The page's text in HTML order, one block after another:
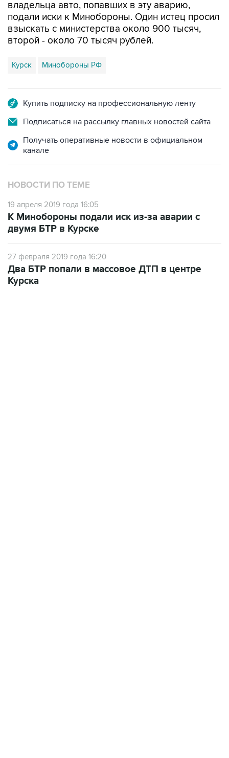
владельца авто, попавших в эту аварию,
подали иски к Минобороны. Один истец просил
взыскать с министерства около 900 тысяч,
второй - около 70 тысяч рублей.
Курск Минобороны РФ
Купить подписку на профессиональную ленту
Подписаться на рассылку главных новостей сайта
Получать оперативные новости в официальном
канале
НОВОСТИ ПО ТЕМЕ
19 апреля 2019 года 16:05
К Минобороны подали иск из-за аварии с
двумя БТР в Курске
27 февраля 2019 года 16:20
Два БТР попали в массовое ДТП в центре
Курска